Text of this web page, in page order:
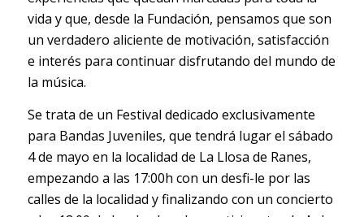
vida y que, desde la Fundación, pensamos que son
un verdadero aliciente de motivación, satisfacción
e interés para continuar disfrutando del mundo de
la música.
Se trata de un Festival dedicado exclusivamente
para Bandas Juveniles, que tendrá lugar el sábado
4 de mayo en la localidad de La Llosa de Ranes,
empezando a las 17:00h con un desfi-le por las
calles de la localidad y finalizando con un concierto